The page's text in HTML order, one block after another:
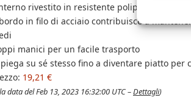
rivestito in resistente polipropilene
in filo di acciaio contribuisce a
manici per un facile trasporto
su sé stesso fino a diventare piatto per
19,21 €
data del Feb 13, 2023 16:32:00 UTC –Dettagli)